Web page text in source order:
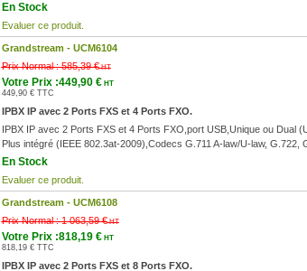
En Stock
Evaluer ce produit.
Grandstream - UCM6104
Prix Normal :585,39 €HT
Votre Prix :449,90 €HT
449,90 € TTC
IPBX IP avec 2 Ports FXS et 4 Ports FXO.
IPBX IP avec 2 Ports FXS et 4 Ports FXO,port USB,Unique ou Dual
Plus intégré (IEEE 802.3at-2009),Codecs G.711 A-law/U-law, G.722,
En Stock
Evaluer ce produit.
Grandstream - UCM6108
Prix Normal :1 063,59 €HT
Votre Prix :818,19 €HT
818,19 € TTC
IPBX IP avec 2 Ports FXS et 8 Ports FXO.